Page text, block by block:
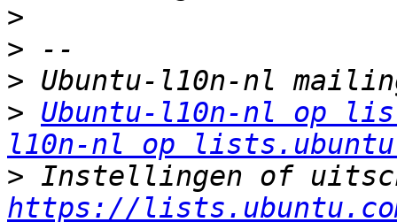
>
>
>
> Ubuntu-l10n-nl op
l10n-nl op
>
https://